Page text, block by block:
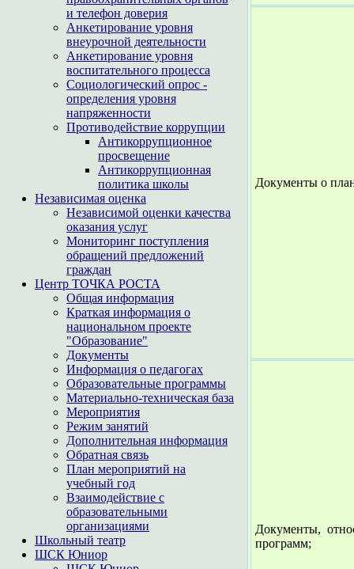
и телефон доверия
Анкетирование уровня
внеурочной деятельности
Анкетирование уровня
воспитательного процесса
Социологический опрос -
определения уровня
напряженности
Противодействие коррупции
Антикоррупционное
просвещение
Антикоррупционная
политика школы
Независимая оценка
Независимой оценки качества
оказания услуг
Мониторинг поступления
обращений предложений
граждан
Центр ТОЧКА РОСТА
Общая информация
Краткая информация о
национальном проекте
"Образование"
Документы
Информация о педагогах
Образовательные программы
Материально-техническая база
Мероприятия
Режим занятий
Дополнительная информация
Обратная связь
План мероприятий на
учебный год
Взаимодействие с
образовательными
организациями
Школьный театр
ШСК Юниор
Документы о
Документы,
программ;